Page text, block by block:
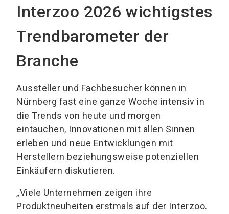
Interzoo 2026 wichtigstes
Trendbarometer der
Branche
Aussteller und Fachbesucher können in
Nürnberg fast eine ganze Woche intensiv in
die Trends von heute und morgen
eintauchen, Innovationen mit allen Sinnen
erleben und neue Entwicklungen mit
Herstellern beziehungsweise potenziellen
Einkäufern diskutieren.
„Viele Unternehmen zeigen ihre
Produktneuheiten erstmals auf der Interzoo.